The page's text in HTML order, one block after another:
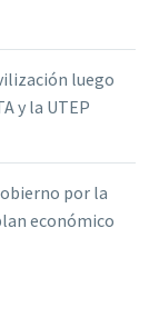
luego
y la UTEP
por la
económico